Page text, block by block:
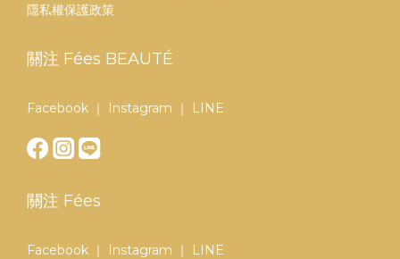
隱私權保護政策
關注 Fées BEAUTÉ
Facebook ｜ Instagram ｜ LINE
關注 Fées
Facebook ｜ Instagram ｜ LINE